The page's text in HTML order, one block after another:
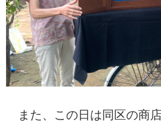
また、この日は同区の商